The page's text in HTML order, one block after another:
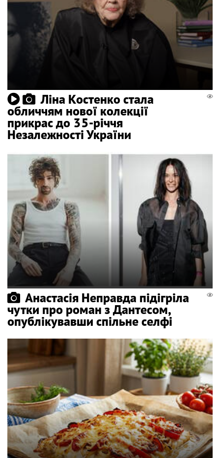
Ліна Костенко стала
обличчям нової колекції
прикрас до 35-річчя
Незалежності України
Анастасія Неправда підігріла
чутки про роман з Дантесом,
опублікувавши спільне селфі